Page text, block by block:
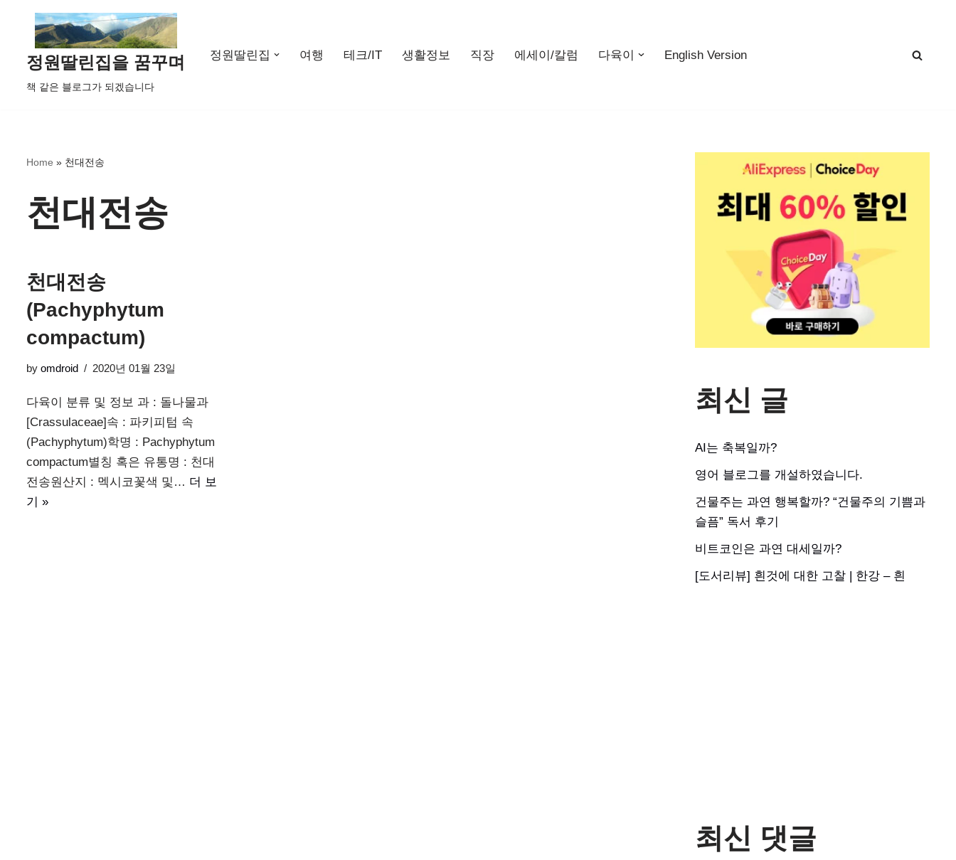
정원딸린집을 꿈꾸며
책 같은 블로그가 되겠습니다
정원딸린집 여행 테크/IT 생활정보 직장 에세이/칼럼 다육이 English Version
Home » 천대전송
천대전송
천대전송
(Pachyphytum
compactum)
by omdroid 2020년 01월 23일
다육이 분류 및 정보 과 : 돌나물과
[Crassulaceae]속 : 파키피텀 속
(Pachyphytum)학명 : Pachyphytum
compactum별칭 혹은 유통명 : 천대
전송원산지 : 멕시코꽃색 및… 더 보
기 »
최신 글
AI는 축복일까?
영어 블로그를 개설하였습니다.
건물주는 과연 행복할까? “건물주의 기쁨과
슬픔” 독서 후기
비트코인은 과연 대세일까?
[도서리뷰] 흰것에 대한 고찰 | 한강 – 흰
최신 댓글